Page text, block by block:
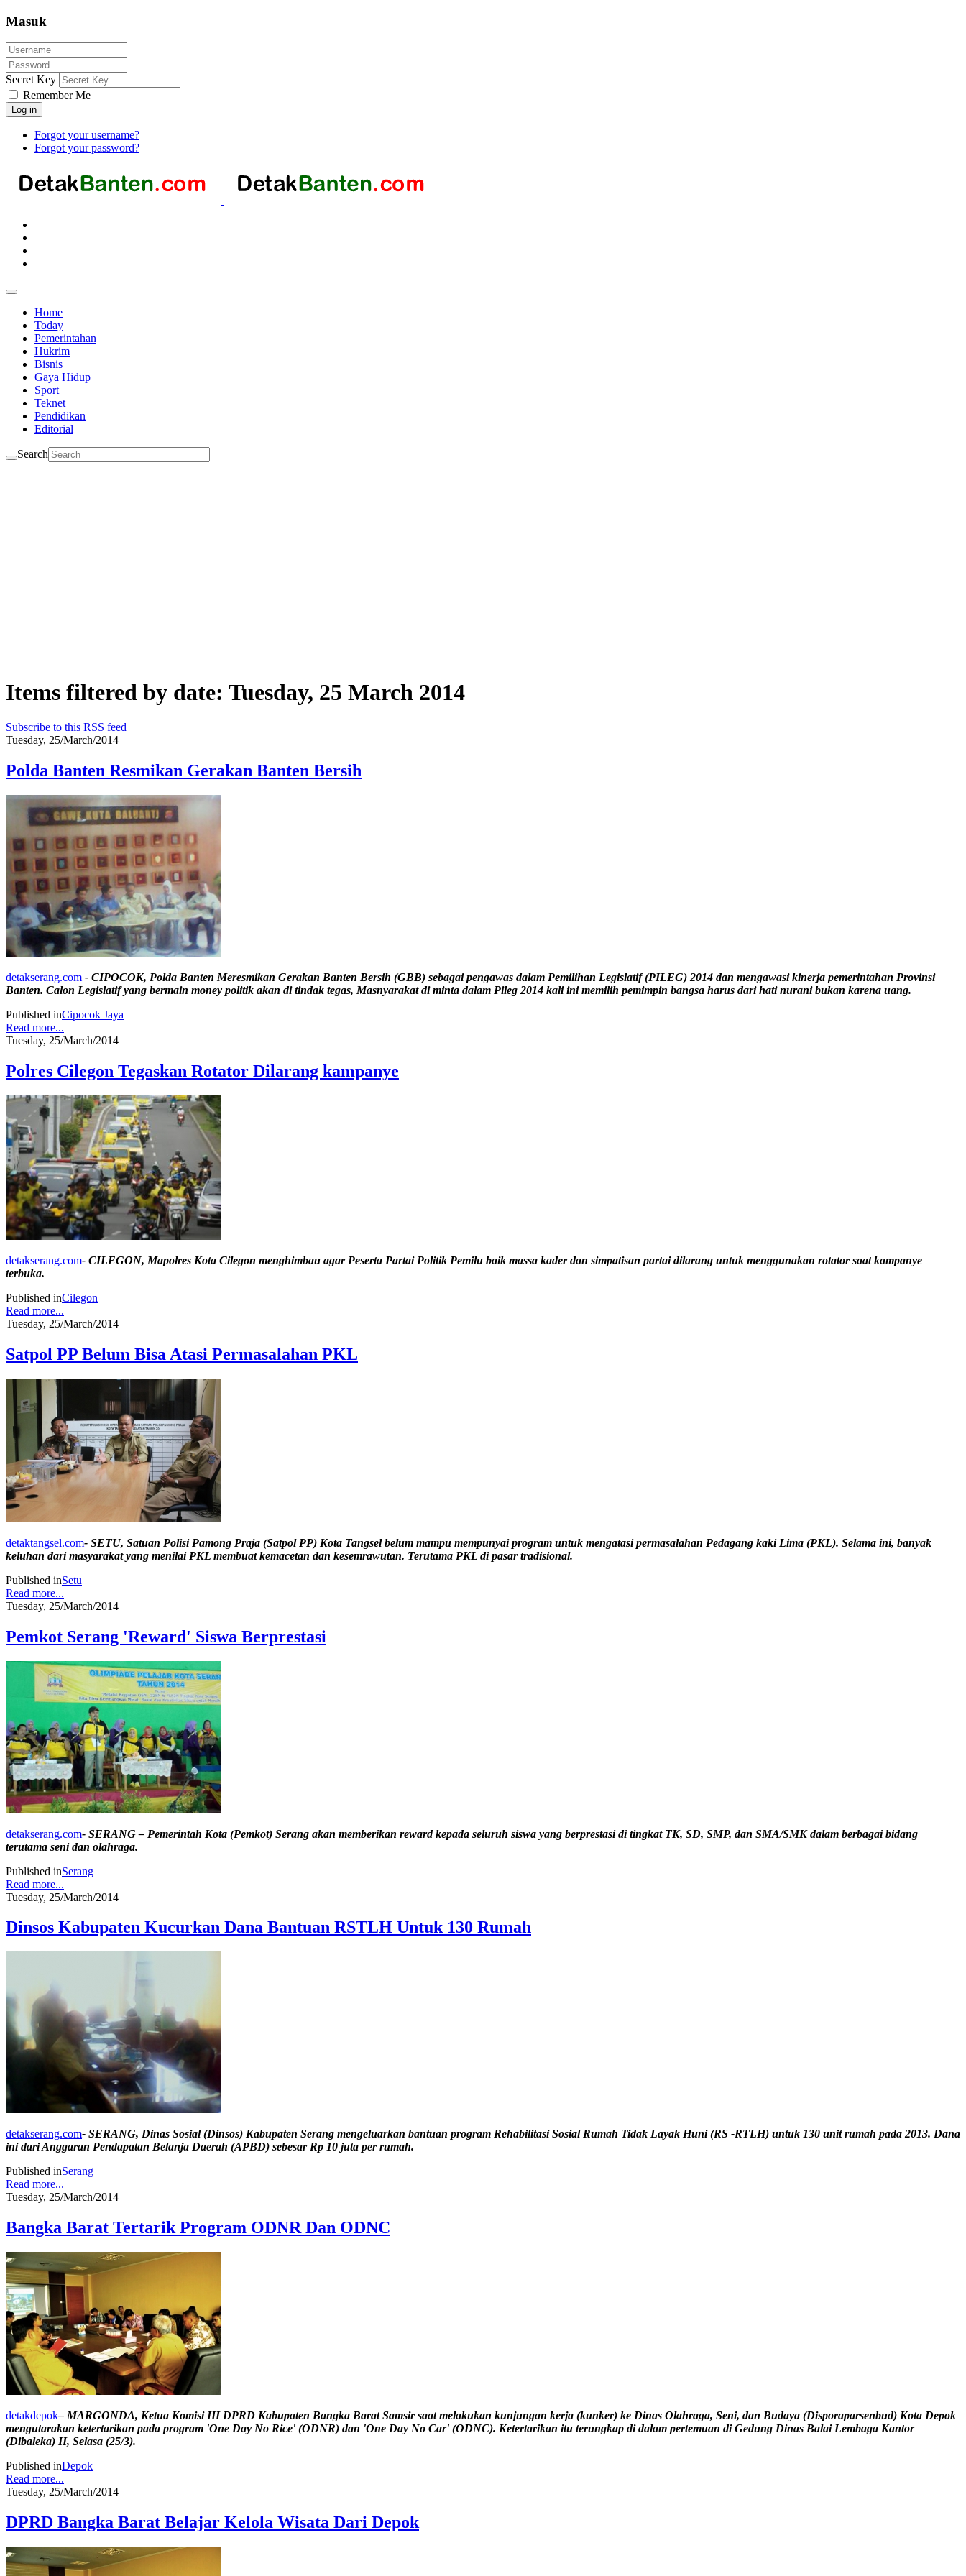
Masuk
Secret Key
Remember Me
Log in
Forgot your username?
Forgot your password?
Home
Today
Pemerintahan
Hukrim
Bisnis
Gaya Hidup
Sport
Teknet
Pendidikan
Editorial
Search
Items filtered by date: Tuesday, 25 March 2014
Subscribe to this RSS feed
Tuesday, 25/March/2014
Polda Banten Resmikan Gerakan Banten Bersih
detakserang.com - CIPOCOK, Polda Banten Meresmikan Gerakan Banten Bersih (GBB) sebagai pengawas dalam Pemilihan Legislatif (PILEG) 2014 dan mengawasi kinerja pemerintahan Provinsi
Banten. Calon Legislatif yang bermain money politik akan di tindak tegas, Masnyarakat di minta dalam Pileg 2014 kali ini memilih pemimpin bangsa harus dari hati nurani bukan karena uang.
Published inCipocok Jaya
Read more...
Tuesday, 25/March/2014
Polres Cilegon Tegaskan Rotator Dilarang kampanye
detakserang.com- CILEGON, Mapolres Kota Cilegon menghimbau agar Peserta Partai Politik Pemilu baik massa kader dan simpatisan partai dilarang untuk menggunakan rotator saat kampanye
terbuka.
Published inCilegon
Read more...
Tuesday, 25/March/2014
Satpol PP Belum Bisa Atasi Permasalahan PKL
detaktangsel.com- SETU, Satuan Polisi Pamong Praja (Satpol PP) Kota Tangsel belum mampu mempunyai program untuk mengatasi permasalahan Pedagang kaki Lima (PKL). Selama ini, banyak
keluhan dari masyarakat yang menilai PKL membuat kemacetan dan kesemrawutan. Terutama PKL di pasar tradisional.
Published inSetu
Read more...
Tuesday, 25/March/2014
Pemkot Serang 'Reward' Siswa Berprestasi
detakserang.com- SERANG – Pemerintah Kota (Pemkot) Serang akan memberikan reward kepada seluruh siswa yang berprestasi di tingkat TK, SD, SMP, dan SMA/SMK dalam berbagai bidang
terutama seni dan olahraga.
Published inSerang
Read more...
Tuesday, 25/March/2014
Dinsos Kabupaten Kucurkan Dana Bantuan RSTLH Untuk 130 Rumah
detakserang.com- SERANG, Dinas Sosial (Dinsos) Kabupaten Serang mengeluarkan bantuan program Rehabilitasi Sosial Rumah Tidak Layak Huni (RS -RTLH) untuk 130 unit rumah pada 2013. Dana
ini dari Anggaran Pendapatan Belanja Daerah (APBD) sebesar Rp 10 juta per rumah.
Published inSerang
Read more...
Tuesday, 25/March/2014
Bangka Barat Tertarik Program ODNR Dan ODNC
detakdepok– MARGONDA, Ketua Komisi III DPRD Kabupaten Bangka Barat Samsir saat melakukan kunjungan kerja (kunker) ke Dinas Olahraga, Seni, dan Budaya (Disporaparsenbud) Kota Depok
mengutarakan ketertarikan pada program 'One Day No Rice' (ODNR) dan 'One Day No Car' (ODNC). Ketertarikan itu terungkap di dalam pertemuan di Gedung Dinas Balai Lembaga Kantor
(Dibaleka) II, Selasa (25/3).
Published inDepok
Read more...
Tuesday, 25/March/2014
DPRD Bangka Barat Belajar Kelola Wisata Dari Depok